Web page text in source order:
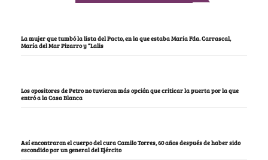
La mujer que tumbó la lista del Pacto, en la que estaba María Fda. Carrascal,
María del Mar Pizarro y “Lalis
Los opositores de Petro no tuvieron más opción que criticar la puerta por la que
entró a la Casa Blanca
Así encontraron el cuerpo del cura Camilo Torres, 60 años después de haber sido
escondido por un general del Ejército